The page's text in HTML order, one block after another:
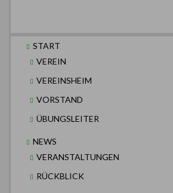
START
VEREIN
VEREINSHEIM
VORSTAND
ÜBUNGSLEITER
NEWS
VERANSTALTUNGEN
RÜCKBLICK